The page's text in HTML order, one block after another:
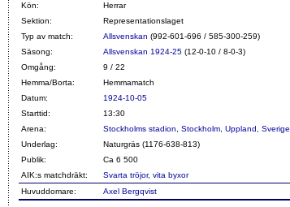
Kön:
Herrar
Sektion:
Representationslaget
Typ av match:
Allsvenskan (992-601-696 / 585-300-259)
Säsong:
Allsvenskan 1924-25 (12-0-10 / 8-0-3)
Omgång:
9 / 22
Hemma/Borta:
Hemmamatch
Datum:
1924-10-05
Starttid:
13:30
Arena:
Stockholms stadion, Stockholm, Uppland, Sverige
Underlag:
Naturgräs (1176-638-813)
Publik:
Ca 6 500
AIK:s matchdräkt:
Svarta tröjor, vita byxor
Huvuddomare:
Axel Bergqvist